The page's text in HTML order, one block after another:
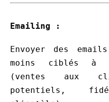
Emailing :
Envoyer des
moins ciblés à
(ventes aux
potentiels,